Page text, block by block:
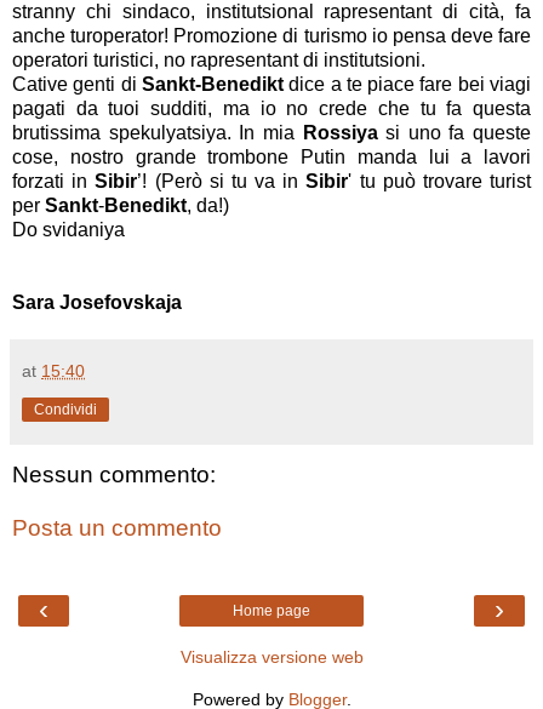
stranny chi sindaco, institutsional rapresentant di cità, fa
anche turoperator! Promozione di turismo io pensa deve fare
operatori turistici, no rapresentant di institutsioni.
Cative genti di Sankt-Benediktdice a te piace fare bei viagi
pagati da tuoi sudditi, ma io no crede che tu fa questa
brutissima spekulyatsiya. In mia
Rossiyasi uno fa queste
cose, nostro grande trombone Putin manda lui a lavori
forzati inSibir’! (Però si tu va inSibir' tu può trovare turist
per Sankt-Benedikt, da!)
Do svidaniya
Sara Josefovskaja
at 15:40
Condividi
Nessun commento:
Posta un commento
‹ ›
Home page
Visualizza versione web
Powered by Blogger.